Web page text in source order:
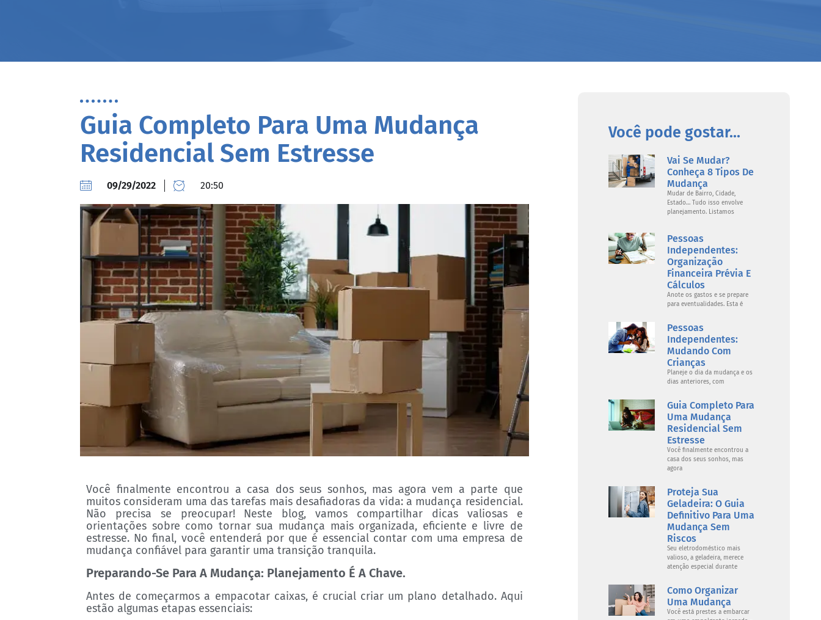
Guia Completo Para Uma Mudança
Residencial Sem Estresse
09/29/2022 20:50
Você finalmente encontrou a casa dos seus sonhos, mas agora vem a parte que
muitos consideram uma das tarefas mais desafiadoras da vida: a mudança residencial.
Não precisa se preocupar! Neste blog, vamos compartilhar dicas valiosas e
orientações sobre como tornar sua mudança mais organizada, eficiente e livre de
estresse. No final, você entenderá por que é essencial contar com uma empresa de
mudança confiável para garantir uma transição tranquila.
Preparando-Se Para A Mudança: Planejamento É A Chave.
Antes de começarmos a empacotar caixas, é crucial criar um plano detalhado. Aqui
estão algumas etapas essenciais:
Você pode gostar...
Vai Se Mudar?
Conheça 8 Tipos De
Mudança
Mudar de Bairro, Cidade,
Estado… Tudo isso envolve
planejamento. Listamos
Pessoas
Independentes:
Organização
Financeira Prévia E
Cálculos
Anote os gastos e se prepare
para eventualidades. Esta é
Pessoas
Independentes:
Mudando Com
Crianças
Planeje o dia da mudança e os
dias anteriores, com
Guia Completo Para
Uma Mudança
Residencial Sem
Estresse
Você finalmente encontrou a
casa dos seus sonhos, mas
agora
Proteja Sua
Geladeira: O Guia
Definitivo Para Uma
Mudança Sem
Riscos
Seu eletrodoméstico mais
valioso, a geladeira, merece
atenção especial durante
Como Organizar
Uma Mudança
Você está prestes a embarcar